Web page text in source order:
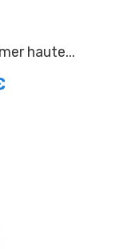
haute...